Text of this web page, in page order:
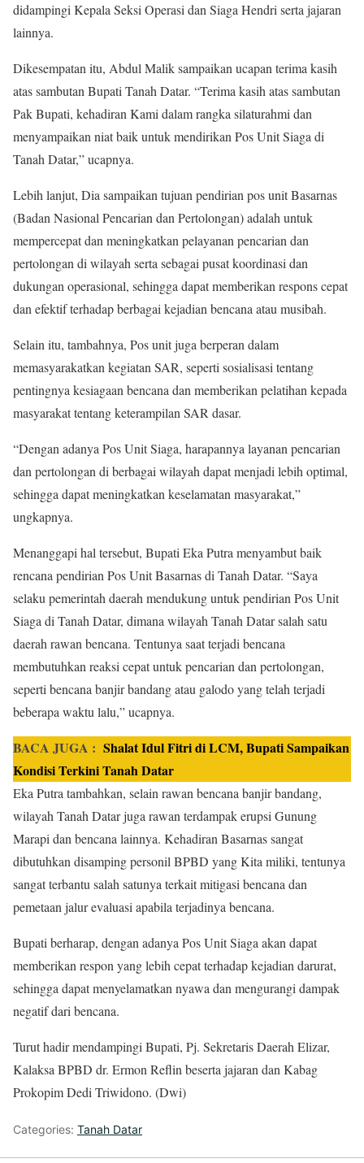
didampingi Kepala Seksi Operasi dan Siaga Hendri serta jajaran
lainnya.
Dikesempatan itu, Abdul Malik sampaikan ucapan terima kasih
atas sambutan Bupati Tanah Datar. “Terima kasih atas sambutan
Pak Bupati, kehadiran Kami dalam rangka silaturahmi dan
menyampaikan niat baik untuk mendirikan Pos Unit Siaga di
Tanah Datar,” ucapnya.
Lebih lanjut, Dia sampaikan tujuan pendirian pos unit Basarnas
(Badan Nasional Pencarian dan Pertolongan) adalah untuk
mempercepat dan meningkatkan pelayanan pencarian dan
pertolongan di wilayah serta sebagai pusat koordinasi dan
dukungan operasional, sehingga dapat memberikan respons cepat
dan efektif terhadap berbagai kejadian bencana atau musibah.
Selain itu, tambahnya, Pos unit juga berperan dalam
memasyarakatkan kegiatan SAR, seperti sosialisasi tentang
pentingnya kesiagaan bencana dan memberikan pelatihan kepada
masyarakat tentang keterampilan SAR dasar.
“Dengan adanya Pos Unit Siaga, harapannya layanan pencarian
dan pertolongan di berbagai wilayah dapat menjadi lebih optimal,
sehingga dapat meningkatkan keselamatan masyarakat,”
ungkapnya.
Menanggapi hal tersebut, Bupati Eka Putra menyambut baik
rencana pendirian Pos Unit Basarnas di Tanah Datar. “Saya
selaku pemerintah daerah mendukung untuk pendirian Pos Unit
Siaga di Tanah Datar, dimana wilayah Tanah Datar salah satu
daerah rawan bencana. Tentunya saat terjadi bencana
membutuhkan reaksi cepat untuk pencarian dan pertolongan,
seperti bencana banjir bandang atau galodo yang telah terjadi
beberapa waktu lalu,” ucapnya.
BACA JUGA : Shalat Idul Fitri di LCM, Bupati Sampaikan
Kondisi Terkini Tanah Datar
Eka Putra tambahkan, selain rawan bencana banjir bandang,
wilayah Tanah Datar juga rawan terdampak erupsi Gunung
Marapi dan bencana lainnya. Kehadiran Basarnas sangat
dibutuhkan disamping personil BPBD yang Kita miliki, tentunya
sangat terbantu salah satunya terkait mitigasi bencana dan
pemetaan jalur evaluasi apabila terjadinya bencana.
Bupati berharap, dengan adanya Pos Unit Siaga akan dapat
memberikan respon yang lebih cepat terhadap kejadian darurat,
sehingga dapat menyelamatkan nyawa dan mengurangi dampak
negatif dari bencana.
Turut hadir mendampingi Bupati, Pj. Sekretaris Daerah Elizar,
Kalaksa BPBD dr. Ermon Reflin beserta jajaran dan Kabag
Prokopim Dedi Triwidono. (Dwi)
Categories: Tanah Datar